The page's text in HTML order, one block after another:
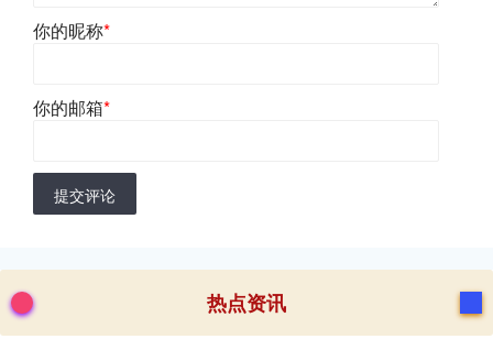
你的昵称*
你的邮箱*
提交评论
热点资讯